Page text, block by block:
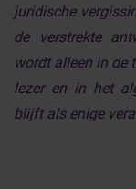
juridische
de verstrekte
wordt alleen in de
lezer en in het
blijft als enige